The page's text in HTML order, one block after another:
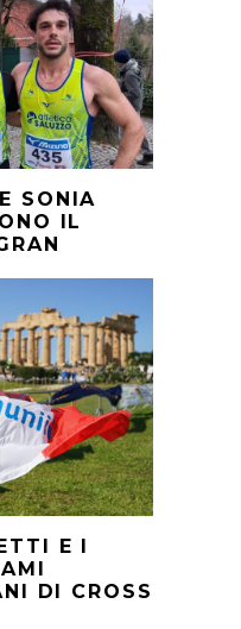
SONIA
IL
E I
DI CROSS